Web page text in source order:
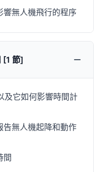
響無人機飛行的程序
[1 節]
及它如何影響時間計
告無人機起降和動作
間